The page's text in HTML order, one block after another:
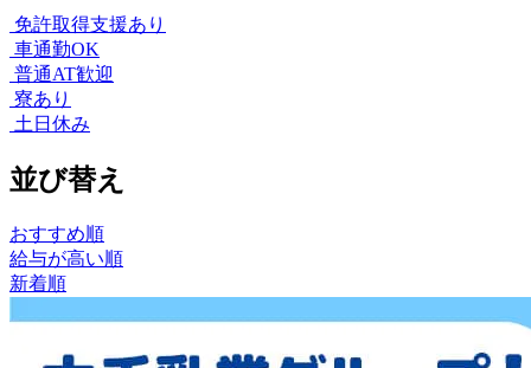
免許取得支援あり
車通勤OK
普通AT歓迎
寮あり
土日休み
並び替え
おすすめ順
給与が高い順
新着順